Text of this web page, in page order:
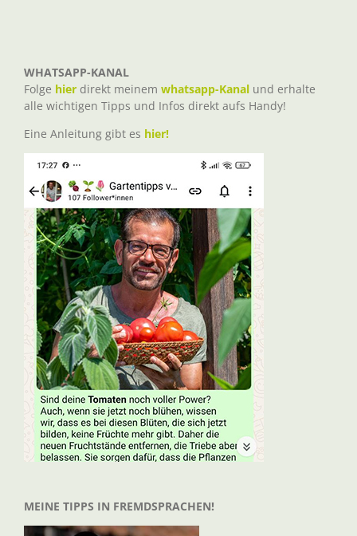
WHATSAPP-KANAL
Folge hier direkt meinem whatsapp-Kanal und erhalte
alle wichtigen Tipps und Infos direkt aufs Handy!
Eine Anleitung gibt es hier!
MEINE TIPPS IN FREMDSPRACHEN!